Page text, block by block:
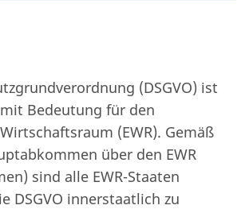
(DSGVO) ist
Bedeutung für den
(EWR). Gemäß
über den EWR
sind alle EWR-Staaten
DSGVO innerstaatlich zu